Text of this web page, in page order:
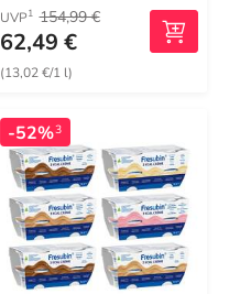
UVP1 154,99 €
62,49 €
(13,02 €/1 l)
-52%3